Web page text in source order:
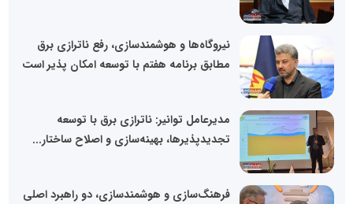
نیروگاه‌ها و هوشمندسازی، رفع ناترازی برق
مطابق برنامه هفتم با توسعه امکان پذیر است
مدیرعامل توانیر: ناترازی برق با توسعه
تجدیدپذیرها، بهینه‌سازی و اصلاح ساختار...
فرهنگ‌سازی و هوشمندسازی، دو راهبرد اصلی